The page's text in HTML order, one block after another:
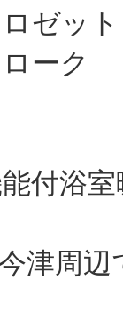
ゼット
ーク
付浴室
津周